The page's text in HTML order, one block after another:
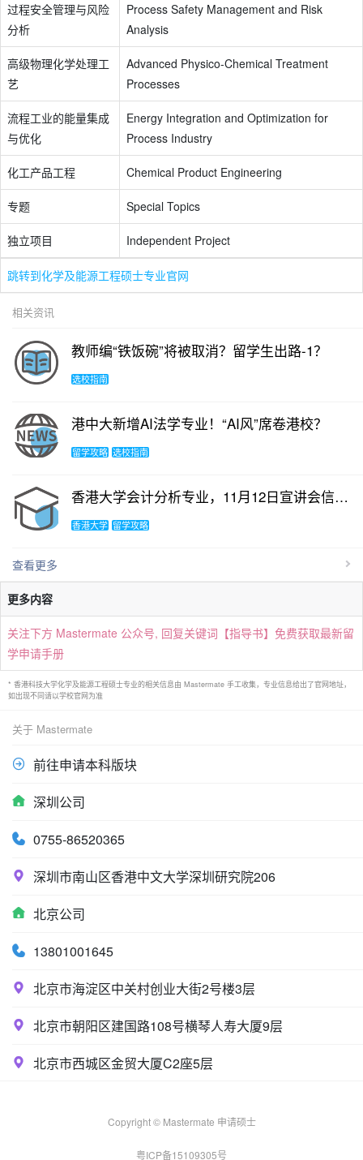
过程安全管理与风险
分析
Process Safety Management and Risk
Analysis
高级物理化学处理工
艺
Advanced Physico-Chemical Treatment
Processes
流程工业的能量集成
与优化
Energy Integration and Optimization for
Process Industry
化工产品工程 Chemical Product Engineering
专题 Special Topics
独立项目 Independent Project
跳转到化学及能源工程硕士专业官网
相关资讯
教师编“铁饭碗”将被取消？留学生出路-1？
选校指南
港中大新增AI法学专业！“AI风”席卷港校？
留学攻略 选校指南
香港大学会计分析专业，11月12日宣讲会信息要点总结
香港大学 留学攻略
查看更多
更多内容
关注下方 Mastermate 公众号, 回复关键词【指导书】免费获取最新留
学申请手册
* 香港科技大学化学及能源工程硕士专业的相关信息由 Mastermate 手工收集，专业信息给出了官网地址，
如出现不同请以学校官网为准
关于 Mastermate
前往申请本科版块
深圳公司
0755-86520365
深圳市南山区香港中文大学深圳研究院206
北京公司
13801001645
北京市海淀区中关村创业大街2号楼3层
北京市朝阳区建国路108号横琴人寿大厦9层
北京市西城区金贸大厦C2座5层
Copyright © Mastermate 申请硕士
粤ICP备15109305号